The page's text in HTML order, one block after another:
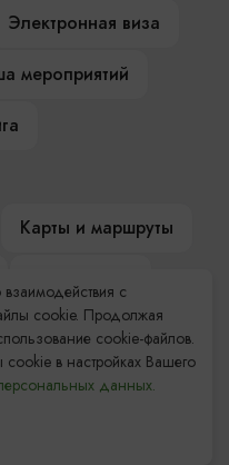
Электронная виза
мероприятий
Карты и маршруты
Музеи
с
cookie. Продолжая
cookie-файлов.
в настройках Вашего
данных.